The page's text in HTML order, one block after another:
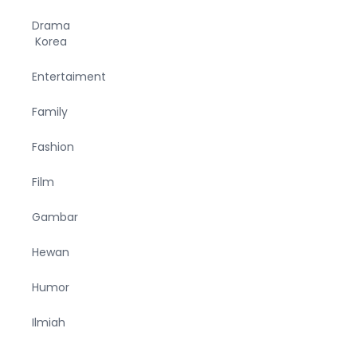
Drama
Korea
Entertaiment
Family
Fashion
Film
Gambar
Hewan
Humor
Ilmiah